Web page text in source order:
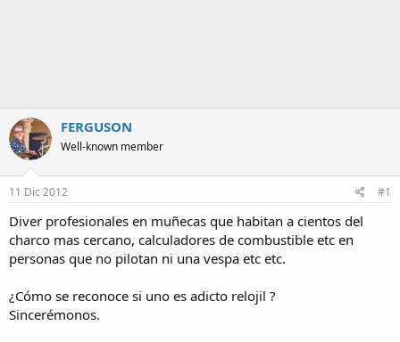
FERGUSON
Well-known member
11 Dic 2012 #1
Diver profesionales en muñecas que habitan a cientos del
charco mas cercano, calculadores de combustible etc en
personas que no pilotan ni una vespa etc etc.
¿Cómo se reconoce si uno es adicto relojil ?
Sincerémonos.